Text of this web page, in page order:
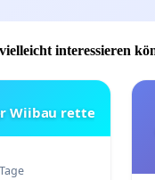
interessieren
Wiibau rette